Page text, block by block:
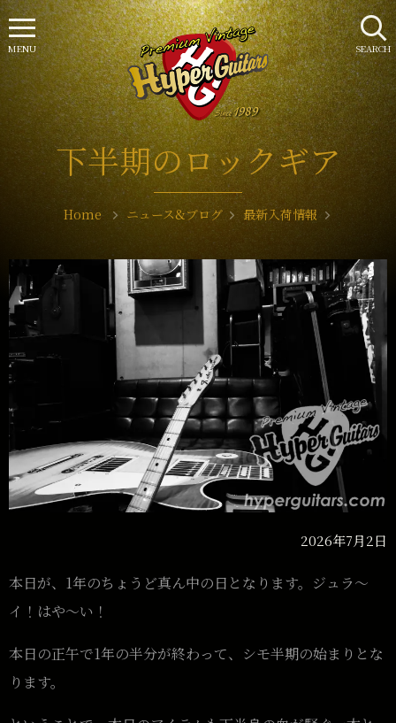
下半期のロックギア
Home ニュース&ブログ 最新入荷情報
2026年7月2日
本日が、1年のちょうど真ん中の日となります。ジュラ〜
イ！はや〜い！
本日の正午で1年の半分が終わって、シモ半期の始まりとな
ります。
SEARCH
MENU